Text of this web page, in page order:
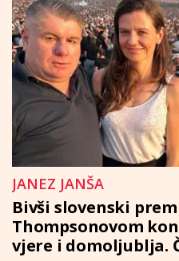
JANEZ JANŠA
Bivši slovenski
Thompsonovom
vjere i domoljublja.